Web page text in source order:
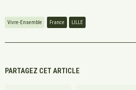
Vivre-Ensemble France LILLE
PARTAGEZ CET ARTICLE